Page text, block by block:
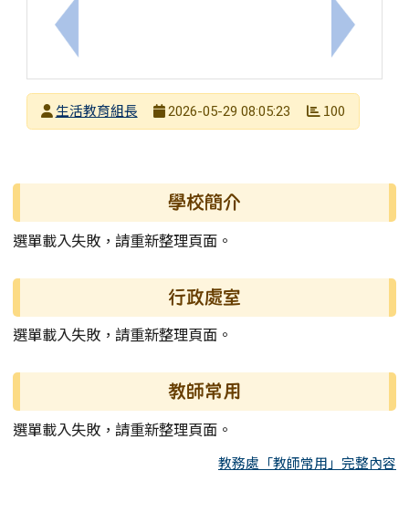
上一筆：【轉知訊息】台灣展翅協會 X 台灣微軟《
下一筆：
發布者
生活教育組長
2026-05-29 08:05:23 100
左邊區域內容 學校簡介
選單載入失敗，請重新整理頁面。
行政處室
選單載入失敗，請重新整理頁面。
教師常用
選單載入失敗，請重新整理頁面。
教務處「教師常用」完整內容